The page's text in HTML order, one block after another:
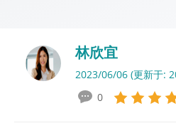
林欣宜
2023/06/06 (更新于:
0